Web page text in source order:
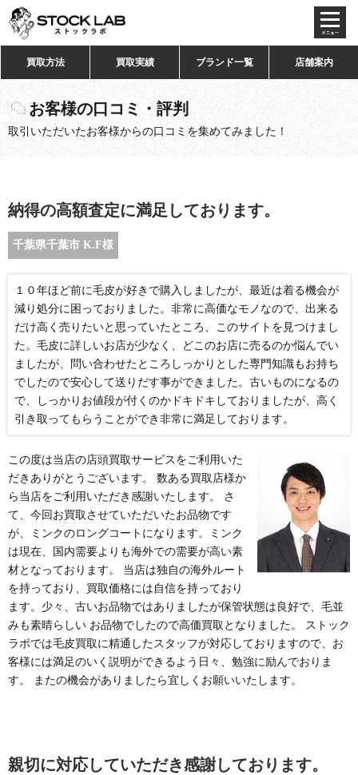
買取方法 買取実績 ブランド一覧 店舗案内
お客様の口コミ・評判
取引いただいたお客様からの口コミを集めてみました！
納得の高額査定に満足しております。
千葉県千葉市 K.F様
１０年ほど前に毛皮が好きで購入しましたが、最近は着る機会が
減り処分に困っておりました。非常に高価なモノなので、出来る
だけ高く売りたいと思っていたところ、このサイトを見つけまし
た。毛皮に詳しいお店が少なく、どこのお店に売るのか悩んでい
ましたが、問い合わせたところしっかりとした専門知識もお持ち
でしたので安心して送りだす事ができました。古いものになるの
で、しっかりお値段が付くのかドキドキしておりましたが、高く
引き取ってもらうことができ非常に満足しております。
この度は当店の店頭買取サービスをご利用いた
だきありがとうございます。 数ある買取店様か
ら当店をご利用いただき感謝いたします。 さ
て、今回お買取させていただいたお品物です
が、ミンクのロングコートになります。ミンク
は現在、国内需要よりも海外での需要が高い素
材となっております。 当店は独自の海外ルート
を持っており、買取価格には自信を持っており
ます。少々、古いお品物ではありましたが保管状態は良好で、毛並
みも素晴らしい お品物でしたので高価買取となりました。 ストック
ラボでは毛皮買取に精通したスタッフが対応しておりますので、お
客様には満足のいく説明ができるよう日々、勉強に励んでおりま
す。 またの機会がありましたら宜しくお願いいたします。
親切に対応していただき感謝しております。